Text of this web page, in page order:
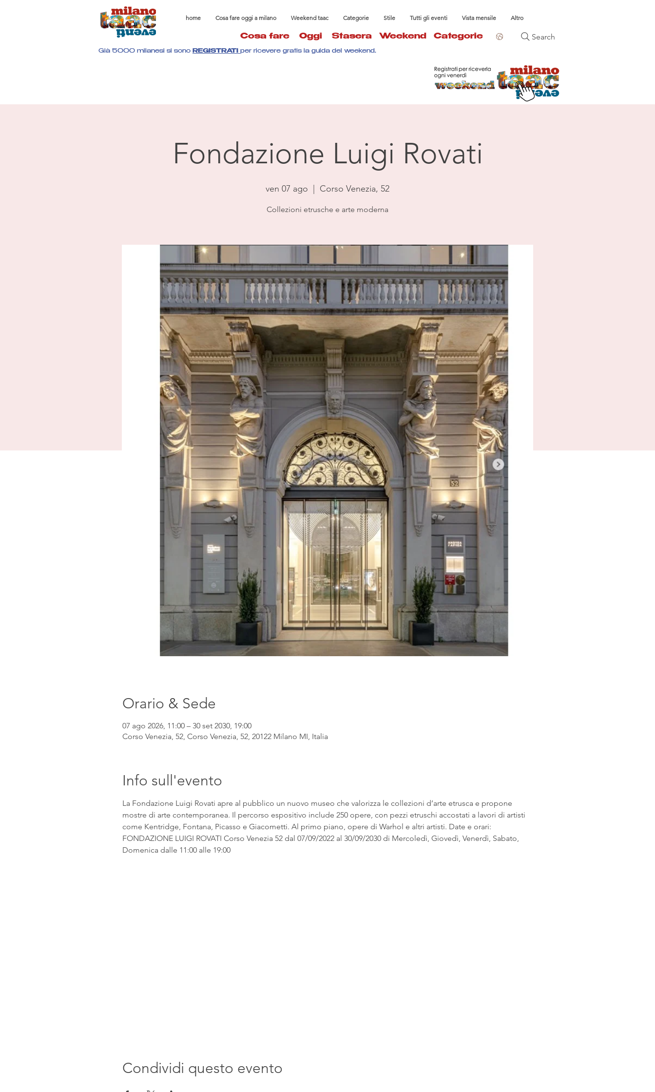
home Cosa fare oggi a milano Weekend taac Categorie Stile Tutti gli eventi Vista mensile Altro
Cosa fare Oggi Stasera Weekend Categorie Search
Già 5000 milanesi si sono REGISTRATI per ricevere gratis la guida del weekend.
Fondazione Luigi Rovati
ven 07 ago Corso Venezia, 52
Collezioni etrusche e arte moderna
Orario & Sede
07 ago 2026, 11:00 – 30 set 2030, 19:00
Corso Venezia, 52, Corso Venezia, 52, 20122 Milano MI, Italia
Info sull'evento
La Fondazione Luigi Rovati apre al pubblico un nuovo museo che valorizza le collezioni d’arte etrusca e propone
mostre di arte contemporanea. Il percorso espositivo include 250 opere, con pezzi etruschi accostati a lavori di artisti
come Kentridge, Fontana, Picasso e Giacometti. Al primo piano, opere di Warhol e altri artisti. Date e orari:
FONDAZIONE LUIGI ROVATI Corso Venezia 52 dal 07/09/2022 al 30/09/2030 di Mercoledì, Giovedì, Venerdì, Sabato,
Domenica dalle 11:00 alle 19:00
Condividi questo evento